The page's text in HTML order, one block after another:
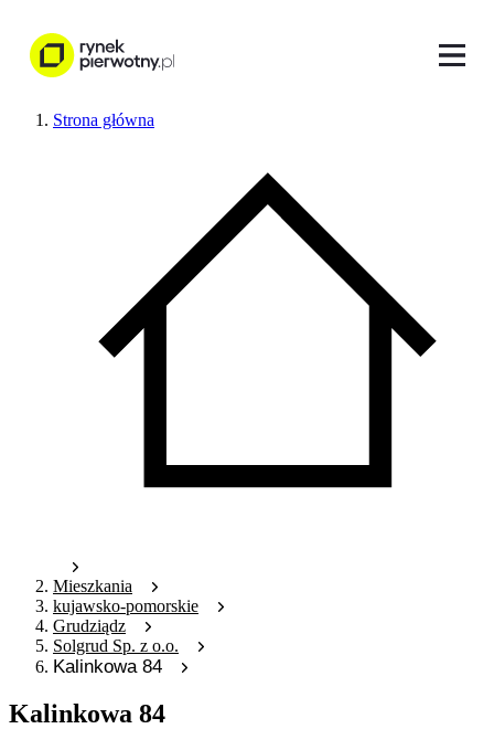
Strona główna
Mieszkania
kujawsko-pomorskie
Grudziądz
Solgrud Sp. z o.o.
Kalinkowa 84
Kalinkowa 84